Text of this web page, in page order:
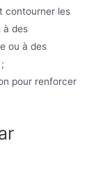
contourner les
à des
ou à des
pour renforcer